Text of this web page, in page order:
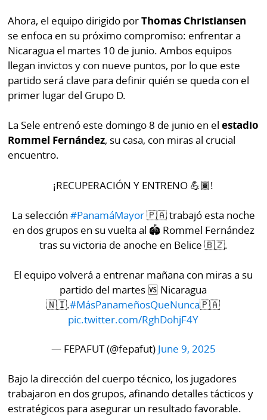
KM
Corprensa
Fácil
por
Hoy
⌾
Sábado
Picante
⌾
La
⌾
Tal
Cual
⌾
Sin
Censura
Ahora, el equipo dirigido porThomas Christiansen
se enfoca en su próximo compromiso: enfrentar a
Nicaragua el martes 10 de junio. Ambos equipos
llegan invictos y con nueve puntos, por lo que este
partido será clave para definir quién se queda con el
primer lugar del Grupo D.
La Sele entrenó este domingo 8 de junio en elestadio
Rommel Fernández, su casa, con miras al crucial
encuentro.
¡RECUPERACIÓN Y ENTRENO 💪🏾!
La selección #PanamáMayor🇵🇦 trabajó esta noche
en dos grupos en su vuelta al 🏟️ Rommel Fernández
tras su victoria de anoche en Belice 🇧🇿.
El equipo volverá a entrenar mañana con miras a su
partido del martes 🆚 Nicaragua
🇳🇮.#MásPanameñosQueNunca🇵🇦
pic.twitter.com/RghDohjF4Y
— FEPAFUT (@fepafut) June 9, 2025
Bajo la dirección del cuerpo técnico, los jugadores
trabajaron en dos grupos, afinando detalles tácticos y
estratégicos para asegurar un resultado favorable.